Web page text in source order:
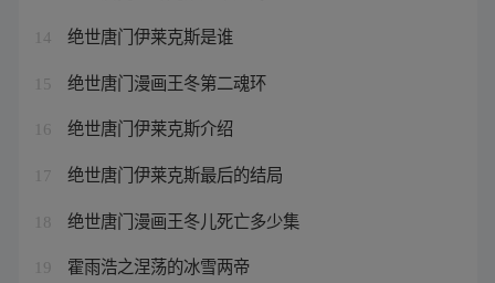
14 绝世唐门伊莱克斯是谁
15 绝世唐门漫画王冬第二魂环
16 绝世唐门伊莱克斯介绍
17 绝世唐门伊莱克斯最后的结局
18 绝世唐门漫画王冬儿死亡多少集
19 霍雨浩之涅荡的冰雪两帝